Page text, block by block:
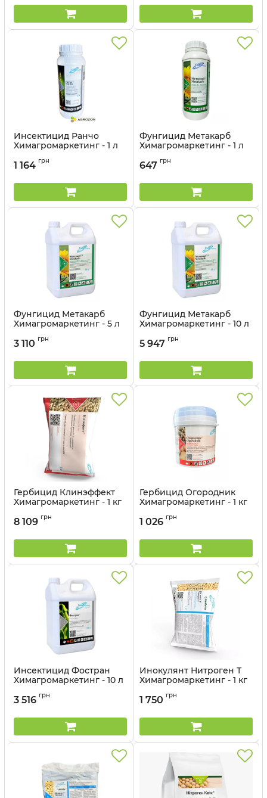
Инсектицид Ранчо
Химагромаркетинг - 1 л
1 164 грн
Фунгицид Метакарб
Химагромаркетинг - 1 л
647 грн
Фунгицид Метакарб
Химагромаркетинг - 5 л
3 110 грн
Фунгицид Метакарб
Химагромаркетинг - 10 л
5 947 грн
Гербицид Клинэффект
Химагромаркетинг - 1 кг
8 109 грн
Гербицид Огородник
Химагромаркетинг - 1 кг
1 026 грн
Инсектицид Фостран
Химагромаркетинг - 10 л
3 516 грн
Инокулянт Нитроген Т
Химагромаркетинг - 1 кг
1 750 грн